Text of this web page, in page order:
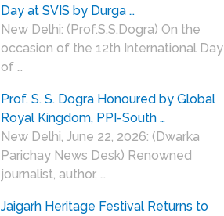
Day at SVIS by Durga …
New Delhi: (Prof.S.S.Dogra) On the
occasion of the 12th International Day
of …
Prof. S. S. Dogra Honoured by Global
Royal Kingdom, PPI-South …
New Delhi, June 22, 2026: (Dwarka
Parichay News Desk) Renowned
journalist, author, …
Jaigarh Heritage Festival Returns to